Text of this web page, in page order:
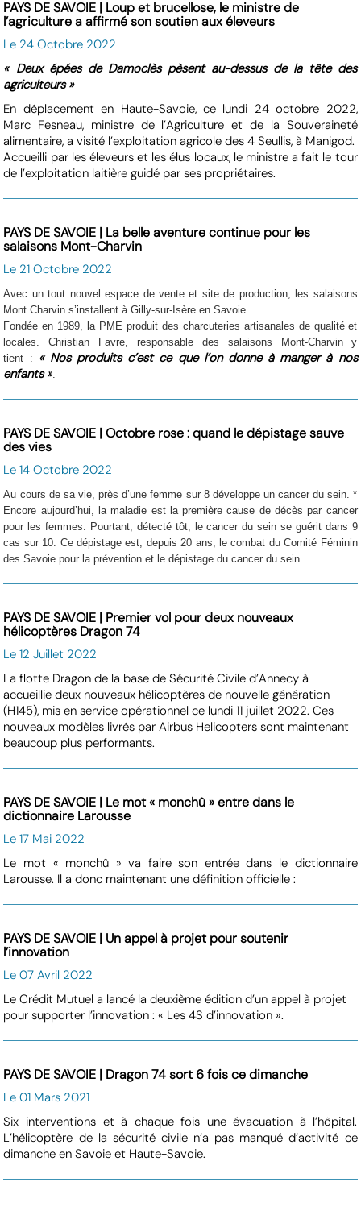
PAYS DE SAVOIE | Loup et brucellose, le ministre de
l’agriculture a affirmé son soutien aux éleveurs
Le 24 Octobre 2022
« Deux épées de Damoclès pèsent au-dessus de la tête des
agriculteurs »
En déplacement en Haute-Savoie, ce lundi 24 octobre 2022,
Marc Fesneau, ministre de l’Agriculture et de la Souveraineté
alimentaire, a visité l’exploitation agricole des 4 Seullis, à Manigod.
Accueilli par les éleveurs et les élus locaux, le ministre a fait le tour
de l’exploitation laitière guidé par ses propriétaires.
PAYS DE SAVOIE | La belle aventure continue pour les
salaisons Mont-Charvin
Le 21 Octobre 2022
Avec un tout nouvel espace de vente et site de production, les salaisons
Mont Charvin s’installent à Gilly-sur-Isère en Savoie.
Fondée en 1989, la PME produit des charcuteries artisanales de qualité et
locales. Christian Favre, responsable des salaisons Mont-Charvin y
tient : « Nos produits c’est ce que l’on donne à manger à nos
enfants »
PAYS DE SAVOIE | Octobre rose : quand le dépistage sauve
des vies
Le 14 Octobre 2022
Au cours de sa vie, près d’une femme sur 8 développe un cancer du sein. *
Encore aujourd’hui, la maladie est la première cause de décès par cancer
pour les femmes. Pourtant, détecté tôt, le cancer du sein se guérit dans 9
cas sur 10. Ce dépistage est, depuis 20 ans, le combat du Comité Féminin
des Savoie pour la prévention et le dépistage du cancer du sein.
PAYS DE SAVOIE | Premier vol pour deux nouveaux
hélicoptères Dragon 74
Le 12 Juillet 2022
La flotte Dragon de la base de Sécurité Civile d’Annecy à
accueillie deux nouveaux hélicoptères de nouvelle génération
(H145), mis en service opérationnel ce lundi 11 juillet 2022. Ces
nouveaux modèles livrés par Airbus Helicopters sont maintenant
beaucoup plus performants.
PAYS DE SAVOIE | Le mot « monchû » entre dans le
dictionnaire Larousse
Le 17 Mai 2022
Le mot « monchû » va faire son entrée dans le dictionnaire
Larousse. Il a donc maintenant une définition officielle :
PAYS DE SAVOIE | Un appel à projet pour soutenir
l’innovation
Le 07 Avril 2022
Le Crédit Mutuel a lancé la deuxième édition d’un appel à projet
pour supporter l’innovation : « Les 4S d’innovation ».
PAYS DE SAVOIE | Dragon 74 sort 6 fois ce dimanche
Le 01 Mars 2021
Six interventions et à chaque fois une évacuation à l’hôpital.
L’hélicoptère de la sécurité civile n’a pas manqué d’activité ce
dimanche en Savoie et Haute-Savoie.